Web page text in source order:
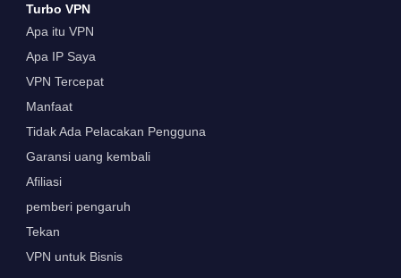
Turbo VPN
Apa itu VPN
Apa IP Saya
VPN Tercepat
Manfaat
Tidak Ada Pelacakan Pengguna
Garansi uang kembali
Afiliasi
pemberi pengaruh
Tekan
VPN untuk Bisnis